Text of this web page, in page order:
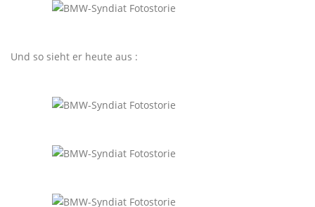
Und so sieht er heute aus :